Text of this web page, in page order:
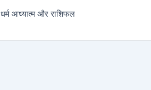
धर्म आध्यात्म और राशिफल